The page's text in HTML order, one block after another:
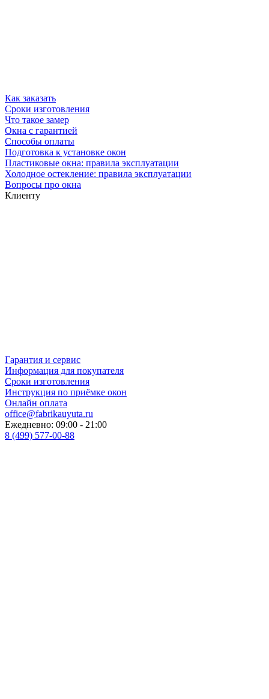
Как заказать
Сроки изготовления
Что такое замер
Окна с гарантией
Способы оплаты
Подготовка к установке окон
Пластиковые окна: правила эксплуатации
Холодное остекление: правила эксплуатации
Вопросы про окна
Клиенту
Гарантия и сервис
Информация для покупателя
Сроки изготовления
Инструкция по приёмке окон
Онлайн оплата
office@fabrikauyuta.ru
Ежедневно: 09:00 - 21:00
8 (499) 577-00-88